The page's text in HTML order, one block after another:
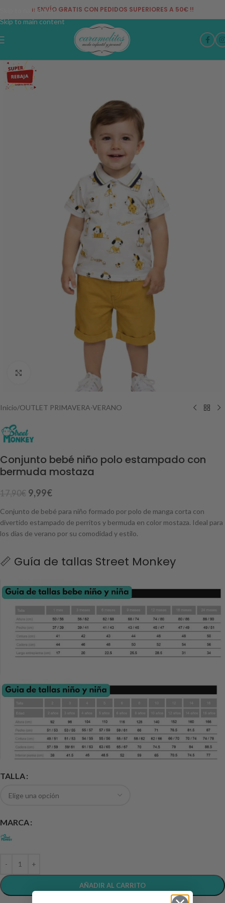
Skip to navigation
Skip to main content
¡¡ ENVÍO GRATIS CON PEDIDOS SUPERIORES A 50€ !!
-44%
Haga Click para agrandar
Inicio/OUTLET PRIMAVERA-VERANO
Conjunto bebé niño polo estampado con
bermuda mostaza
17,90€ 9,99€
Conjunto de bebé para niño formado por polo de manga corta con
divertido estampado de perritos y bermuda en color mostaza. Ideal para
los días de verano por su comodidad y estilo.
📏 Guía de tallas Street Monkey
TALLA
MARCA
AÑADIR AL CARRITO